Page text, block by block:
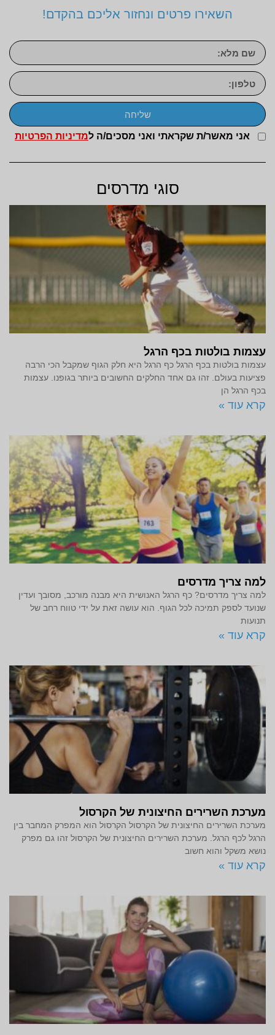
השאירו פרטים ונחזור אליכם בהקדם!
אני מאשר/ת שקראתי ואני מסכים/ה למדיניות הפרטיות
שליחה
סוגי מדרסים
עצמות בולטות בכף הרגל
עצמות בולטות בכף הרגל כף הרגל היא חלק הגוף שמקבל הכי הרבה
פציעות בעולם. זהו גם אחד החלקים החשובים ביותר בגופנו. עצמות
בכף הרגל הן
קרא עוד »
למה צריך מדרסים
למה צריך מדרסים? כף הרגל האנושית היא מבנה מורכב, מסובך ועדין
שנועד לספק תמיכה לכל הגוף. הוא עושה זאת על ידי טווח רחב של
תנועות
קרא עוד »
מערכת השרירים החיצונית של הקרסול
מערכת השרירים החיצונית של הקרסול הקרסול הוא המפרק המחבר בין
הרגל לכף הרגל. מערכת השרירים החיצונית של הקרסול זהו גם מפרק
נושא משקל והוא חשוב
קרא עוד »